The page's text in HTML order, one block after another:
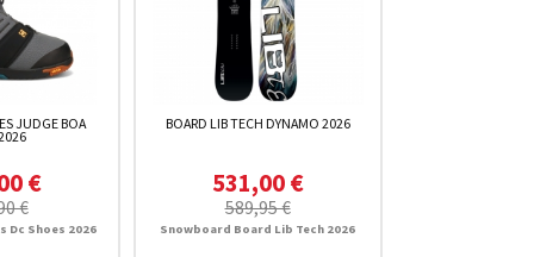
JUDGE BOA
€
€
Dc Shoes 2026
BOARD LIB TECH DYNAMO 2026
531,00 €
589,95 €
Snowboard Board Lib Tech 2026